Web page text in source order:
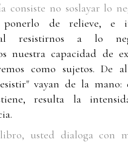
consiste no soslayar lo
ponerlo de relieve, e
resistirnos a lo
nuestra capacidad de
como sujetos. De
vayan de la mano:
resulta la
usted dialoga con